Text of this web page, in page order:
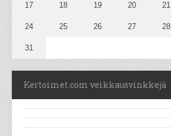
17 18 19 20 21
24 25 26 27 28
31
Kertoimet.com veikkausvinkkejä